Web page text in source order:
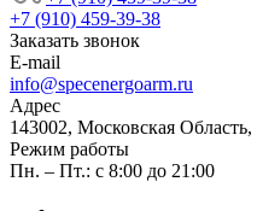
+7 (910) 459-39-38
Заказать звонок
E-mail
info@specenergoarm.ru
Адрес
143002, Московская
Режим работы
Пн. – Пт.: с 8:00 до 21:00